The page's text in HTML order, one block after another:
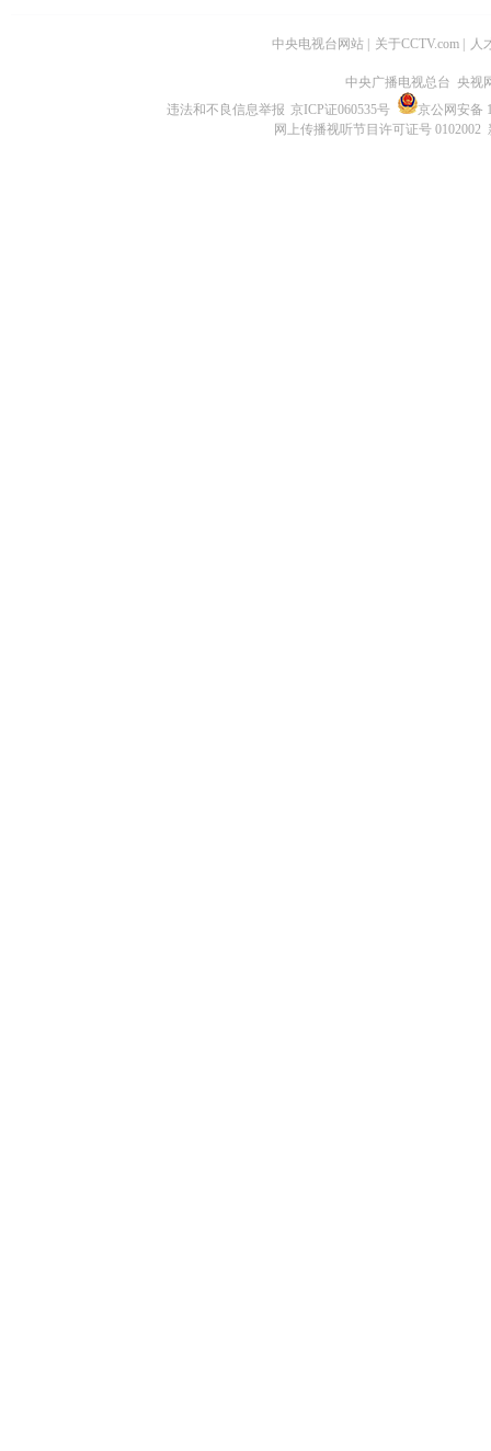
中央电视台网站 关于CCTV.com 人
中央广播电视总台 央视
违法和不良信息举报 京ICP证060535号
京公网安备
网上传播视听节目许可证号 0102002